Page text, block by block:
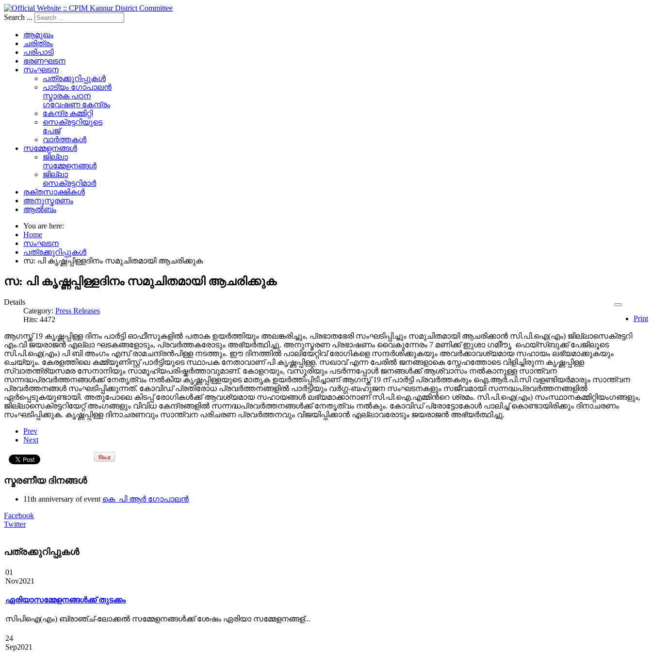
Search ...
ആമുഖം
ചരിത്രം
പരിപാടി
ഭരണഘടന
സംഘടന
പത്രക്കുറിപ്പുകള്‍
പാട്യം ഗോപാലൻ
സ്മാരക പഠന
ഗവേഷണ കേന്ദ്രം
കേന്ദ്ര കമ്മിറ്റി
സെക്രട്ടറിയുടെ
പേജ്‌
വാർത്തകൾ
സമ്മേളനങ്ങൾ
ജില്ലാ
സമ്മേളനങ്ങൾ
ജില്ലാ
സെക്രട്ടറിമാർ
രക്തസാക്ഷികൾ
അനുസ്മരണം
ആൽബം
You are here:
Home
സംഘടന
പത്രക്കുറിപ്പുകള്‍
സ: പി കൃഷ്ണപ്പിള്ളദിനം സമുചിതമായി ആചരിക്കുക
സ: പി കൃഷ്ണപ്പിള്ളദിനം സമുചിതമായി ആചരിക്കുക
Print
Details
Category: Press Releases
Hits: 4472
ആഗസ്ത് 19 കൃഷ്ണപ്പിള്ള ദിനം പാര്‍ട്ടി ഓഫീസുകളില്‍ പതാക ഉയര്‍ത്തിയും അലങ്കരിച്ചും, പ്രഭാതഭേരി സംഘടിപ്പിച്ചും സമുചിതമായി ആചരിക്കാന്‍ സി.പി.ഐ(എം) ജില്ലാസെക്രട്ടറി
എം.വി ജയരാജന്‍ എല്ലാ ഘടകങ്ങളോടും, പ്രവര്‍ത്തകരോടും അഭ്യര്‍ത്ഥിച്ചു. അനുസ്മരണ പ്രഭാഷണം വൈകുന്നേരം 7 മണിക്ക് ഇുശാ ഗമിിൗൃ ഫെയ്സ്ബുക്ക് പേജിലൂടെ
സി.പി.ഐ(എം) പി ബി അംഗം എസ് രാമചന്ദ്രന്‍പിള്ള നടത്തും. ഈ ദിനത്തില്‍ പാലിയേറ്റിവ് രോഗികളെ സന്ദര്‍ശിക്കുകയും അവര്‍ക്കാവശ്യമായ സഹായം ലഭ്യമാക്കുകയും
ചെയ്യും. കേരളത്തിലെ കമ്മ്യൂണിസ്റ്റ് പാര്‍ട്ടിയുടെ സ്ഥാപക നേതാവാണ് പി കൃഷ്ണപ്പിള്ള. സഖാവ് എന്ന പേരില്‍ ജനങ്ങളാകെ സ്നേഹത്തോടെ വിളിച്ചിരുന്ന കൃഷ്ണപ്പിള്ള
സ്വാതന്ത്ര്യസമര സേനാനിയും സാമൂഹ്യപരിഷ്കര്‍ത്താവുമാണ്. കോളറയും, വസൂരിയും പടര്‍ന്നപ്പോള്‍ ജനങ്ങള്‍ക്ക് ആശ്വാസം നല്‍കാനുള്ള സാന്ത്വന
സന്നദ്ധപ്രവര്‍ത്തനങ്ങള്‍ക്ക് നേതൃത്വം നല്‍കിയ കൃഷ്ണപ്പിള്ളയുടെ മാതൃക ഉയര്‍ത്തിപ്പിടിച്ചാണ് ആഗസ്ത് 19 ന് പാര്‍ട്ടി പ്രവര്‍ത്തകരും ഐ.ആര്‍.പി.സി വളണ്ടിയര്‍മാരും സാന്ത്വന
പ്രവര്‍ത്തനങ്ങള്‍ സംഘടിപ്പിക്കുന്നത്. കോവിഡ് പ്രതിരോധ പ്രവര്‍ത്തനങ്ങളില്‍ പാര്‍ട്ടിയും വര്‍ഗ്ഗ-ബഹുജന സംഘടനകളും സജീവമായി സന്നദ്ധപ്രവര്‍ത്തനങ്ങളില്‍
ഏര്‍പ്പെടുകയുണ്ടായി. അതുപോലെ കിടപ്പ് രോഗികള്‍ക്ക് ആവശ്യമായ സഹായങ്ങള്‍ ലഭ്യമാക്കാനാണ് സി.പി.ഐ.എമ്മിന്‍റെ ശ്രമം. സി.പി.ഐ(എം) സംസ്ഥാനകമ്മിറ്റിയംഗങ്ങളും,
ജില്ലാസെക്രട്ടറിയേറ്റ് അംഗങ്ങളും വിവിധ കേന്ദ്രങ്ങളില്‍ സന്നദ്ധപ്രവര്‍ത്തനങ്ങള്‍ക്ക് നേതൃത്വം നല്‍കും. കോവിഡ് പ്രോട്ടോകോള്‍ പാലിച്ച് കൊണ്ടായിരിക്കും ദിനാചരണം
സംഘടിപ്പിക്കുക. കൃഷ്ണപ്പിള്ള ദിനാചരണവും സാന്ത്വന പരിചരണ പ്രവര്‍ത്തനവും വിജയിപ്പിക്കാന്‍ എല്ലാവരോടും ജയരാജന്‍ അഭ്യര്‍ത്ഥിച്ചു.
Prev
Next
സ്മരണീയ ദിനങ്ങൾ
11th anniversary of event കെ പി ആർ ഗോപാലൻ
Facebook
Twitter
പത്രക്കുറിപ്പുകള്‍
01
Nov2021
ഏരിയാസമ്മേളനങ്ങൾക്ക് തുടക്കം
സിപിഐ(എം) ബ്രാഞ്ച്-ലോക്കല്‍ സമ്മേളനങ്ങള്‍ക്ക് ശേഷം ഏരിയാ സമ്മേളനങ്ങള്...
24
Sep2021